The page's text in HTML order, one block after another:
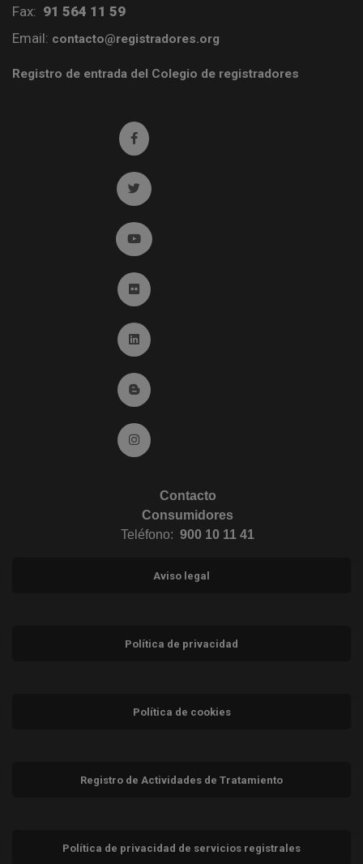
Fax: 91 564 11 59
Email: contacto@registradores.org
Registro de entrada del Colegio de registradores
Ir a facebook (abre en ventana nueva)
Ir a twitter (abre en ventana nueva)
Ir a YouTube (abre en ventana nueva)
Ir a Flickr (abre en ventana nueva)
Ir a Linkedin (abre en ventana nueva)
Ir al Blog (abre en ventana nueva)
Ir a Instagram (abre en ventana nueva)
Contacto
Consumidores
Teléfono: 900 10 11 41
Aviso legal
Política de privacidad
Política de cookies
Registro de Actividades de Tratamiento
Política de privacidad de servicios registrales